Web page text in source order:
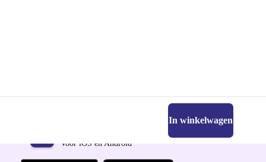
In winkelwagen
Voor iOS en Android